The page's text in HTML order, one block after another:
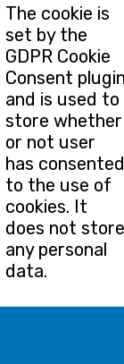
The cookie is
set by the
GDPR Cookie
Consent
and is used to
store whether
or not user
has consented
to the use of
cookies. It
does not store
any personal
data.